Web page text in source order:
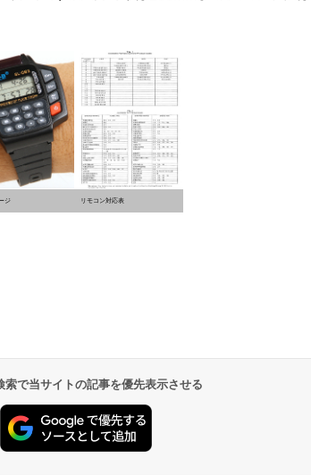
ジ リモコン対応表
で当サイトの記事を優先表示させる